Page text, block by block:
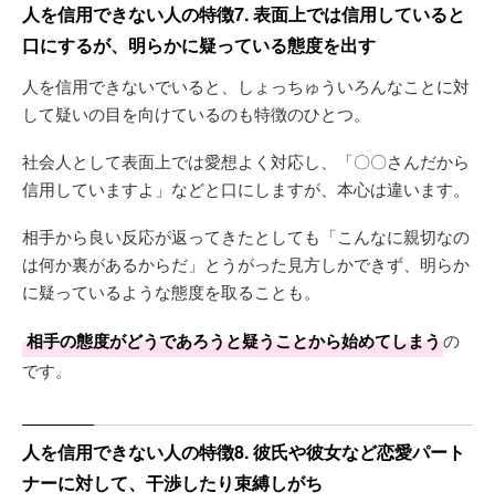
人を信用できない人の特徴7. 表面上では信用していると
口にするが、明らかに疑っている態度を出す
人を信用できないでいると、しょっちゅういろんなことに対
して疑いの目を向けているのも特徴のひとつ。
社会人として表面上では愛想よく対応し、「〇〇さんだから
信用していますよ」などと口にしますが、本心は違います。
相手から良い反応が返ってきたとしても「こんなに親切なの
は何か裏があるからだ」とうがった見方しかできず、明らか
に疑っているような態度を取ることも。
相手の態度がどうであろうと疑うことから始めてしまうの
です。
人を信用できない人の特徴8. 彼氏や彼女など恋愛パート
ナーに対して、干渉したり束縛しがち